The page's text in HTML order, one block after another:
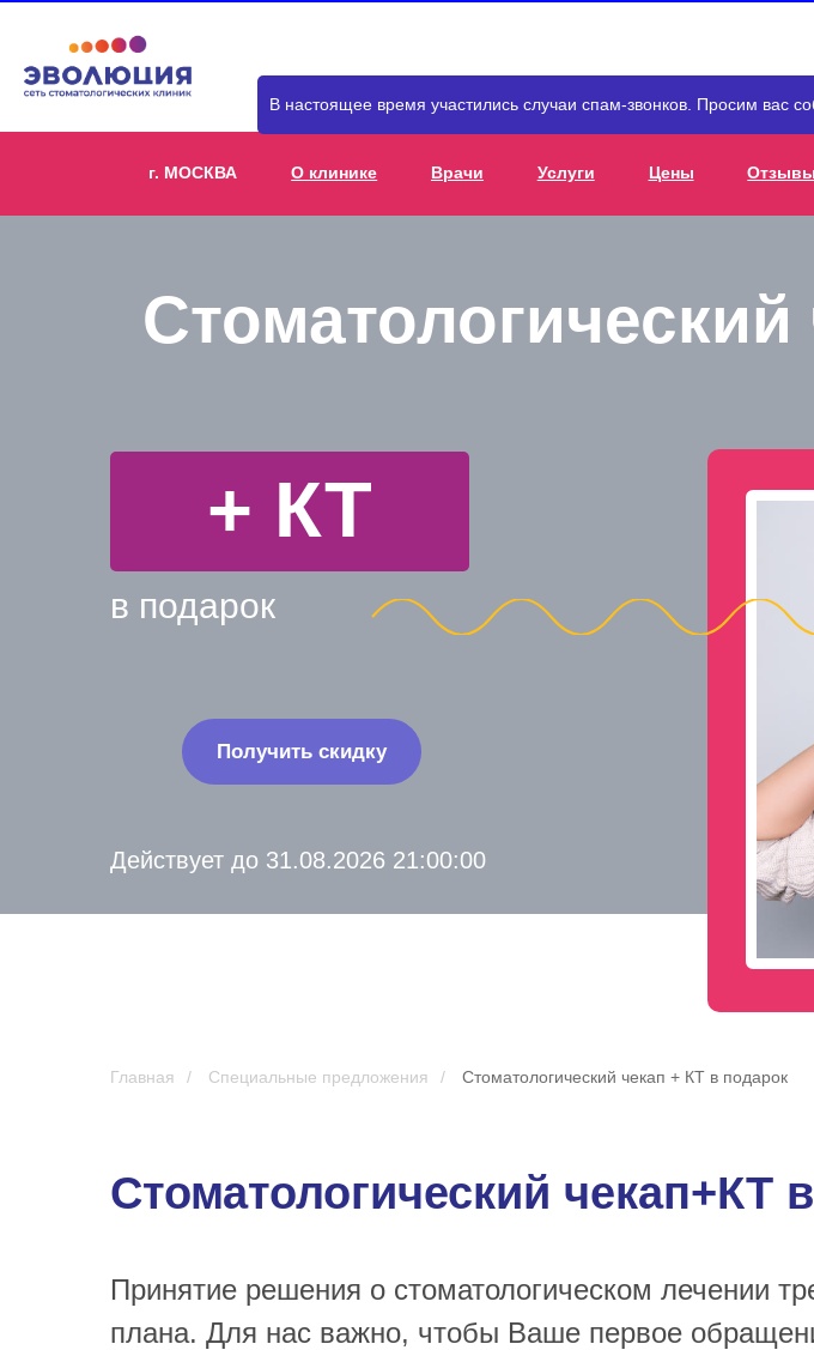
В настоящее время участились случаи спам-звонков. Просим вас
г. МОСКВА О клинике Врачи Услуги Цены Отзывы
Стоматологический
Действует до 31.08.2026 21:00:00
Получить скидку
+ КТ
в подарок
Главная / Специальные предложения / Стоматологический чекап + КТ в подарок
Стоматологический чекап+КТ
Принятие решения о стоматологическом лечении
плана. Для нас важно, чтобы Ваше первое